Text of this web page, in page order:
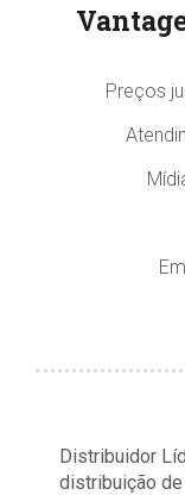
Preços
Distribuidor
distribuição